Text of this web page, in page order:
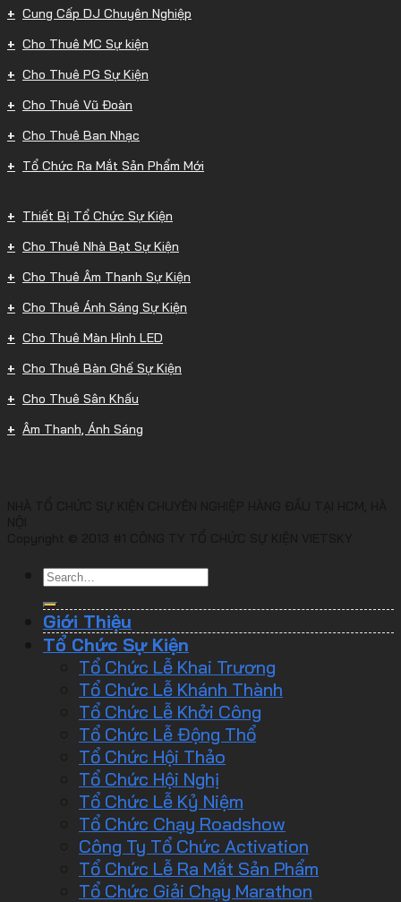
Cung Cấp DJ Chuyên Nghiệp
Cho Thuê MC Sự kiện
Cho Thuê PG Sự Kiện
Cho Thuê Vũ Đoàn
Cho Thuê Ban Nhạc
Tổ Chức Ra Mắt Sản Phẩm Mới
Thiết Bị Tổ Chức Sự Kiện
Cho Thuê Nhà Bạt Sự Kiện
Cho Thuê Âm Thanh Sự Kiện
Cho Thuê Ánh Sáng Sự Kiện
Cho Thuê Màn Hình LED
Cho Thuê Bàn Ghế Sự Kiện
Cho Thuê Sân Khấu
Âm Thanh, Ánh Sáng
Giới Thiệu
Tổ Chức Sự Kiện
Tổ Chức Lễ Khai Trương
Tổ Chức Lễ Khánh Thành
Tổ Chức Lễ Khởi Công
Tổ Chức Lễ Động Thổ
Tổ Chức Hội Thảo
Tổ Chức Hội Nghị
Tổ Chức Lễ Kỷ Niệm
Tổ Chức Chạy Roadshow
Công Ty Tổ Chức Activation
Tổ Chức Lễ Ra Mắt Sản Phẩm
Tổ Chức Giải Chạy Marathon